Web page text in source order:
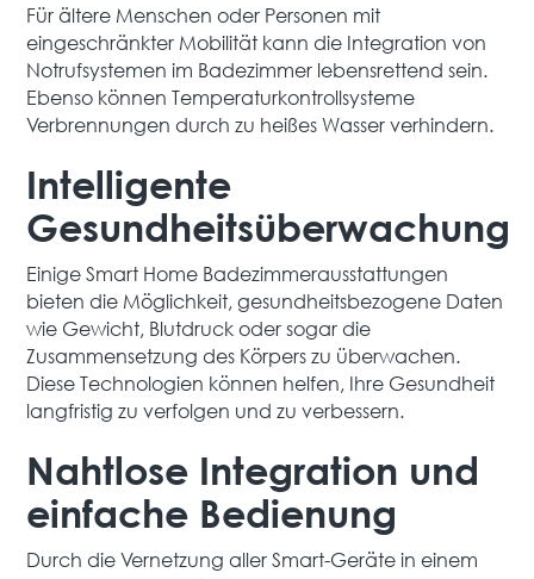
Für ältere Menschen oder Personen mit
eingeschränkter Mobilität kann die Integration von
Notrufsystemen im Badezimmer lebensrettend sein.
Ebenso können Temperaturkontrollsysteme
Verbrennungen durch zu heißes Wasser verhindern.
Intelligente
Gesundheitsüberwachung
Einige Smart Home Badezimmerausstattungen
bieten die Möglichkeit, gesundheitsbezogene Daten
wie Gewicht, Blutdruck oder sogar die
Zusammensetzung des Körpers zu überwachen.
Diese Technologien können helfen, Ihre Gesundheit
langfristig zu verfolgen und zu verbessern.
Nahtlose Integration und
einfache Bedienung
Durch die Vernetzung aller Smart-Geräte in einem